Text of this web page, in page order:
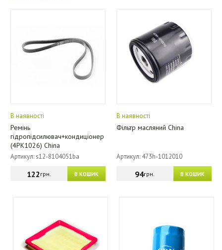
В наявності
Ремінь
гідропідсилювач+кондиціонер
(4PK1026) China
Артикул: s12-8104051ba
В КОШИК
122грн.
В наявності
Фільтр масляний China
Артикул: 473h-1012010
В КОШИК
94грн.